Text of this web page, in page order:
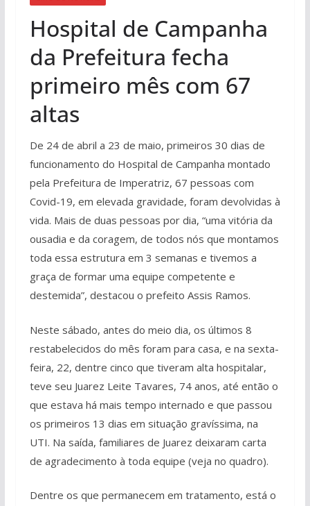
Hospital de Campanha
da Prefeitura fecha
primeiro mês com 67
altas
De 24 de abril a 23 de maio, primeiros 30 dias de
funcionamento do Hospital de Campanha montado
pela Prefeitura de Imperatriz, 67 pessoas com
Covid-19, em elevada gravidade, foram devolvidas à
vida. Mais de duas pessoas por dia, “uma vitória da
ousadia e da coragem, de todos nós que montamos
toda essa estrutura em 3 semanas e tivemos a
graça de formar uma equipe competente e
destemida”, destacou o prefeito Assis Ramos.
Neste sábado, antes do meio dia, os últimos 8
restabelecidos do mês foram para casa, e na sexta-
feira, 22, dentre cinco que tiveram alta hospitalar,
teve seu Juarez Leite Tavares, 74 anos, até então o
que estava há mais tempo internado e que passou
os primeiros 13 dias em situação gravíssima, na
UTI. Na saída, familiares de Juarez deixaram carta
de agradecimento à toda equipe (veja no quadro).
Dentre os que permanecem em tratamento, está o